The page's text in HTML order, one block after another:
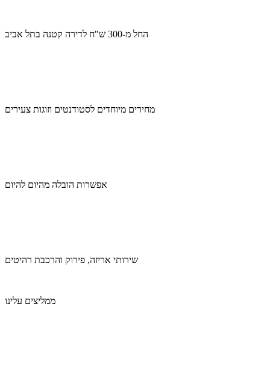
החל מ-300 ש"ח לדירה קטנה בתל אביב
מחירים מיוחדים לסטודנטים וזוגות צעירים
אפשרות הובלה מהיום להיום
שירותי אריזה, פירוק והרכבת רהיטים
ממליצים עלינו